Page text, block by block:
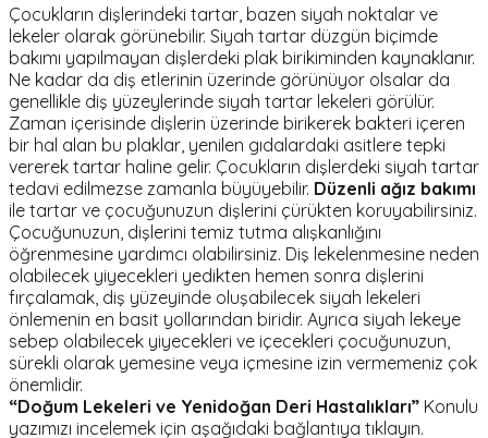
Çocukların dişlerindeki tartar, bazen siyah noktalar ve
lekeler olarak görünebilir. Siyah tartar düzgün biçimde
bakımı yapılmayan dişlerdeki plak birikiminden kaynaklanır.
Ne kadar da diş etlerinin üzerinde görünüyor olsalar da
genellikle diş yüzeylerinde siyah tartar lekeleri görülür.
Zaman içerisinde dişlerin üzerinde birikerek bakteri içeren
bir hal alan bu plaklar, yenilen gıdalardaki asitlere tepki
vererek tartar haline gelir. Çocukların dişlerdeki siyah tartar
tedavi edilmezse zamanla büyüyebilir. Düzenli ağız bakımı
ile tartar ve çocuğunuzun dişlerini çürükten koruyabilirsiniz.
Çocuğunuzun, dişlerini temiz tutma alışkanlığını
öğrenmesine yardımcı olabilirsiniz. Diş lekelenmesine neden
olabilecek yiyecekleri yedikten hemen sonra dişlerini
fırçalamak, diş yüzeyinde oluşabilecek siyah lekeleri
önlemenin en basit yollarından biridir. Ayrıca siyah lekeye
sebep olabilecek yiyecekleri ve içecekleri çocuğunuzun,
sürekli olarak yemesine veya içmesine izin vermemeniz çok
önemlidir.
“Doğum Lekeleri ve Yenidoğan Deri Hastalıkları” Konulu
yazımızı incelemek için aşağıdaki bağlantıya tıklayın.